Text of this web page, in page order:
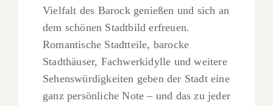
Vielfalt des Barock genießen und sich an
dem schönen Stadtbild erfreuen.
Romantische Stadtteile, barocke
Stadthäuser, Fachwerkidylle und weitere
Sehenswürdigkeiten geben der Stadt eine
ganz persönliche Note – und das zu jeder